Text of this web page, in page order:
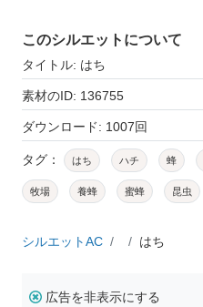
このシルエットについて
タイトル: はち
素材のID: 136755
ダウンロード: 1007回
タグ： はち ハチ 蜂
牧場 養蜂 蜜蜂 昆虫
シルエットAC はち
広告を非表示にする